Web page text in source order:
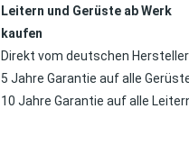
Leitern und Gerüste ab Werk
kaufen
Direkt vom deutschen Hersteller
5 Jahre Garantie auf alle
10 Jahre Garantie auf alle